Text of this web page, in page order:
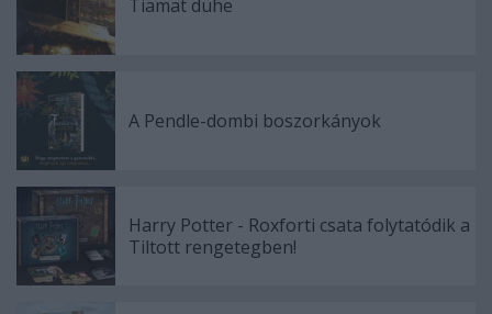
Tiamat dühe
A Pendle-dombi boszorkányok
Harry Potter - Roxforti csata folytatódik a
Tiltott rengetegben!